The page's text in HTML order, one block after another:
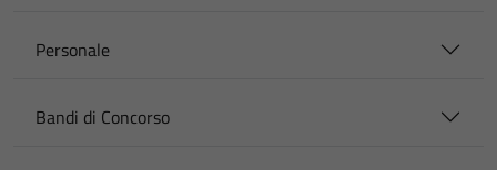
Personale
Bandi di Concorso